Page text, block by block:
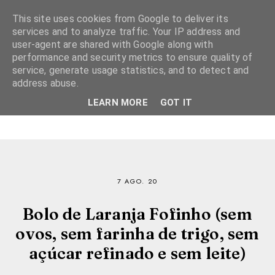
7 AGO. 20
Bolo de Laranja Fofinho (sem
ovos, sem farinha de trigo, sem
açúcar refinado e sem leite)
This site uses cookies from Google to deliver its
services and to analyze traffic. Your IP address and
user-agent are shared with Google along with
performance and security metrics to ensure quality of
service, generate usage statistics, and to detect and
address abuse.
LEARN MORE GOT IT